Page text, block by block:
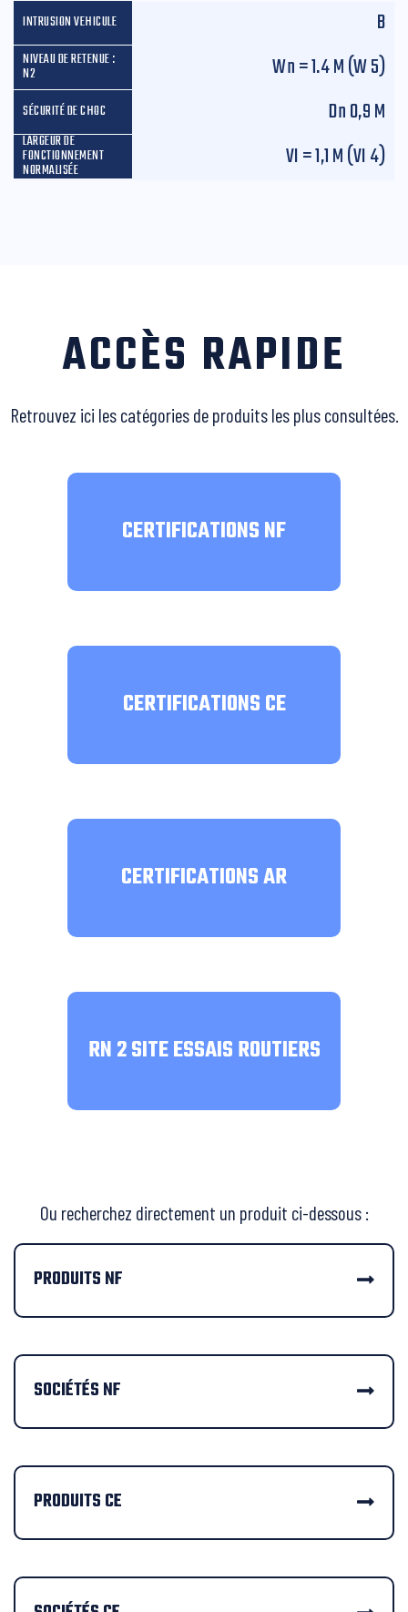
B
Wn= 1.4 M (W 5)
Dn0,9 M
VI = 1,1 M (VI 4)
ACCÈS RAPIDE
Retrouvez ici les catégories de produits les plus consultées.
CERTIFICATIONS NF
CERTIFICATIONS CE
CERTIFICATIONS AR
RN 2 SITE ESSAIS ROUTIERS
Ou recherchez directement un produit ci-dessous :
PRODUITS NF
SOCIÉTÉS NF
PRODUITS CE